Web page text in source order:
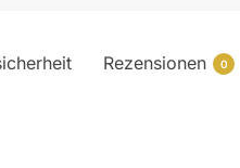
Rezensionen 0